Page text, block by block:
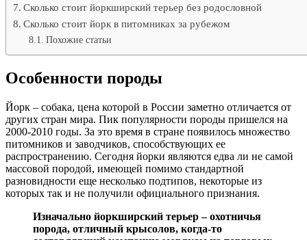
Сколько стоит йоркширский терьер без родословной
Сколько стоит йорк в питомниках за рубежом
Похожие статьи
Особенности породы
Йорк – собака, цена которой в России заметно отличается от
других стран мира. Пик популярности породы пришелся на
2000-2010 годы. За это время в стране появилось множество
питомников и заводчиков, способствующих ее
распространению. Сегодня йорки являются едва ли не самой
массовой породой, имеющей помимо стандартной
разновидности еще несколько подтипов, некоторые из
которых так и не получили официального признания.
Изначально йоркширский терьер – охотничья
порода, отличный крысолов, когда-то